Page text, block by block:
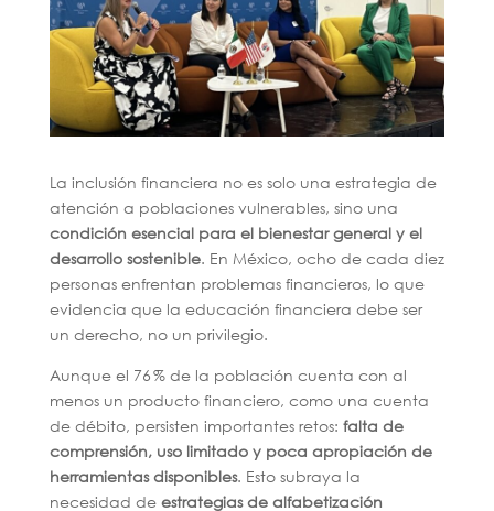
La inclusión financiera no es solo una estrategia de
atención a poblaciones vulnerables, sino una
condición esencial para el bienestar general y el
desarrollo sostenible. En México, ocho de cada diez
personas enfrentan problemas financieros, lo que
evidencia que la educación financiera debe ser
un derecho, no un privilegio.
Aunque el 76 % de la población cuenta con al
menos un producto financiero, como una cuenta
de débito, persisten importantes retos: falta de
comprensión, uso limitado y poca apropiación de
herramientas disponibles. Esto subraya la
necesidad de estrategias de alfabetización